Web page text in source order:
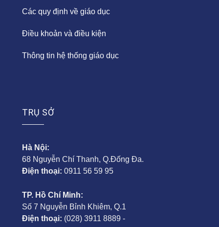
Các quy định về giáo dục
Điều khoản và điều kiện
Thông tin hệ thống giáo dục
TRỤ SỞ
Hà Nội:
68 Nguyễn Chí Thanh, Q.Đống Đa.
Điện thoại: 0911 56 59 95
TP. Hồ Chí Minh:
Số 7 Nguyễn Bỉnh Khiêm, Q.1
Điện thoại: (028) 3911 8889 -